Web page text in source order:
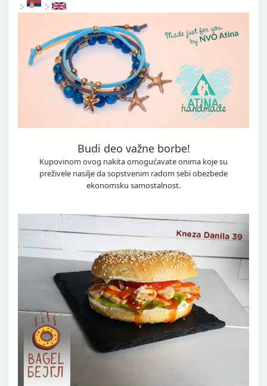
Budi deo važne borbe!
Kupovinom ovog nakita omogućavate onima koje su
preživele nasilje da sopstvenim radom sebi obezbede
ekonomsku samostalnost.